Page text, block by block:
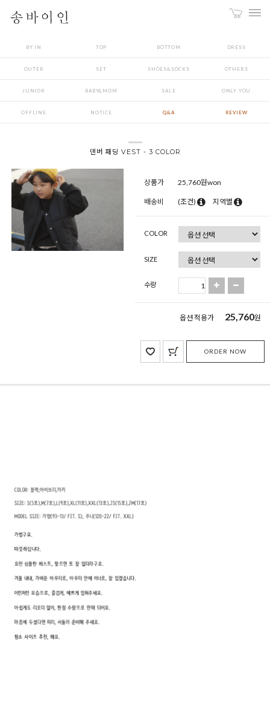
BY IN TOP BOTTOM DRESS
OUTER SET SHOES&SOCKS OTHERS
JUNIOR BABY&MOM SALE ONLY YOU
OFFLINE NOTICE Q&A REVIEW
덴버 패딩 VEST - 3 COLOR
상품가 25,760원won
배송비 (조건) 지역별
COLOR
SIZE
수량
옵션 적용가 25,760원
ORDER NOW